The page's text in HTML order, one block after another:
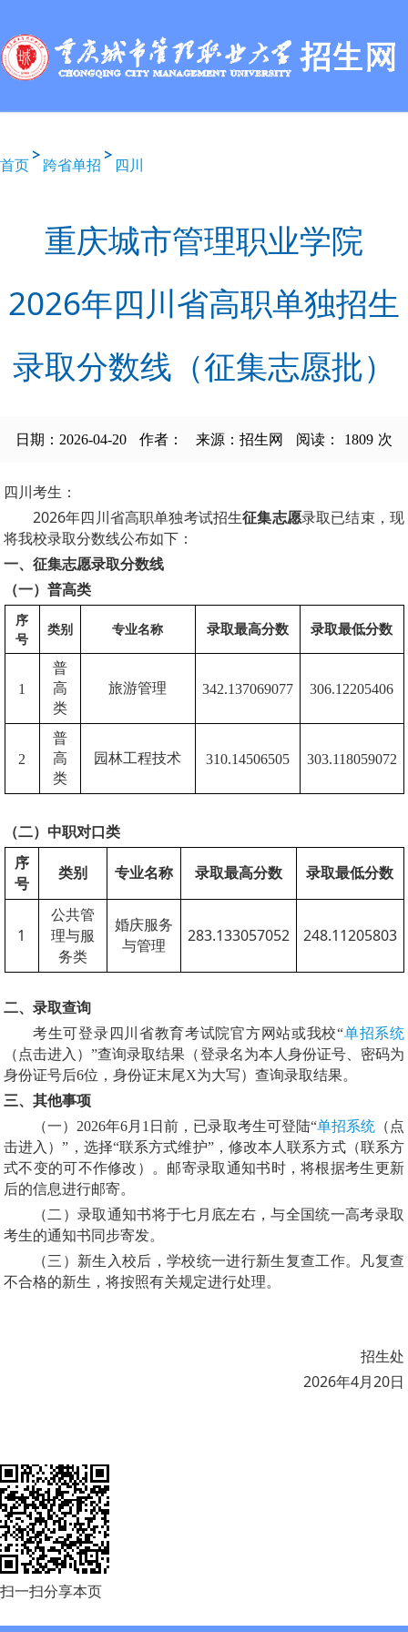
首页 跨省单招 四川
重庆城市管理职业学院
2026年四川省高职单独招生
录取分数线（征集志愿批）
日期：2026-04-20 作者： 来源：招生网 阅读： 1809 次
四川考生：
2026年四川省高职单独考试招生征集志愿录取已结束，现
将我校录取分数线公布如下：
一、征集志愿录取分数线
（一）普高类
序
号
类别 专业名称 录取最高分数 录取最低分数
1
普
高
类
旅游管理 342.137069077 306.12205406
2
普
高
类
园林工程技术 310.14506505 303.118059072
（二） 中职对口类
序
号
类别 专业名称 录取最高分数 录取最低分数
1
公共管
理与服
务类
婚庆服务
与管理
283.133057052 248.11205803
二、录取查询
考生可登录四川省教育考试院官方网站或我校“单招系统
（点击进入）”查询录取结果（登录名为本人身份证号、密码为
身份证号后6位，身份证末尾X为大写）查询录取结果。
三、 其他事项
（一） 2026年6月1日前，已录取考生可登陆“单招系统（点
击进入）”，选择“联系方式维护”，修改本人联系方式（联系方
式不变的可不作修改）。邮寄录取通知书时，将根据考生更新
后的信息进行邮寄。
（二）录取通知书将于七月底左右，与全国统一高考录取
考生的通知书同步寄发。
（三）新生入校后，学校统一进行新生复查工作。凡复查
不合格的新生，将按照有关规定进行处理。
招生处
2026年4月20日
扫一扫分享本页